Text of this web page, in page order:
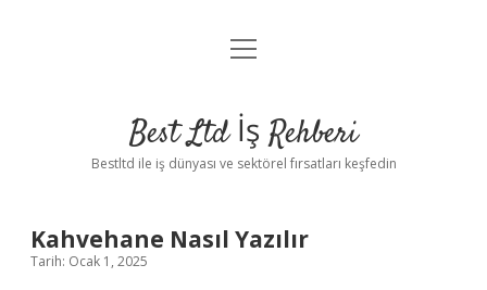
Anasayfa
Yasal Uyarı
menüyü
Best Ltd İş Rehberi
Bestltd ile iş dünyası ve sektörel fırsatları keşfedin
Kahvehane Nasıl Yazılır
Tarih: Ocak 1, 2025